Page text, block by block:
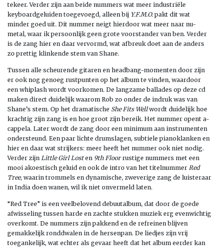
tekeer. Verder zijn aan beide nummers wat meer industriële
keyboardgeluiden toegevoegd, alleen bij Y.F.M.O.pakt dit wat
minder goed uit. Dit nummer neigt hierdoor wat meer naar nu-
metal, waar ik persoonlijk geen grote voorstander van ben. Verder
is de zang hier en daar vervormd, wat afbreuk doet aan de anders
zo prettig klinkende stem van Shane.
Tussen alle scheurende gitaren en headbang-momenten door zijn
er ook nog genoeg rustpunten op het album te vinden, waardoor
een whiplash wordt voorkomen. De langzame ballades op deze cd
maken direct duidelijk waarom Rob zo onder de indruk was van
Shane’s stem. Op het dramatische She Fits Wellwordt duidelijk hoe
krachtig zijn zang is en hoe groot zijn bereik. Het nummer opent a-
cappela. Later wordt de zang door een minimum aan instrumenten
ondersteund. Een paar lichte drumslagen, subtiele pianoklanken en
hier en daar wat strijkers: meer heeft het nummer ook niet nodig.
Verder zijn Little Girl Losten 9th Floorrustige nummers met een
mooi akoestisch geluid en ook de intro van het titelnummer Red
Tree, waarin trommels en dynamische, zweverige zang de luisteraar
in India doen wanen, wil ik niet onvermeld laten.
“Red Tree” is een veelbelovend debuutalbum, dat door de goede
afwisseling tussen harde en zachte stukken muziek erg evenwichtig
overkomt. De nummers zijn pakkend en de refreinen blijven
gemakkelijk ronddwalen in de hersenpan. De liedjes zijn vrij
toegankelijk, wat echter als gevaar heeft dat het album eerder kan